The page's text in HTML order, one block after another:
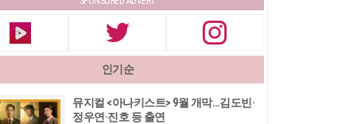
인기순
뮤지컬 <아나키스트> 9월 개막…김도빈·
정우연·진호 등 출연